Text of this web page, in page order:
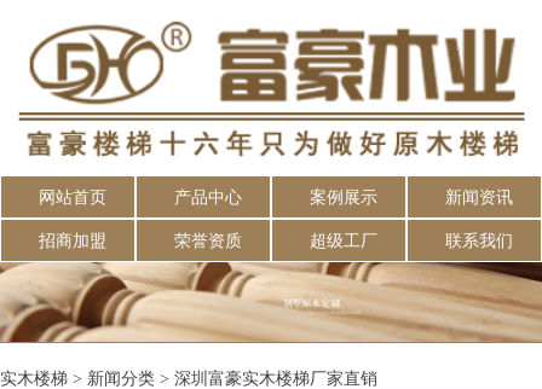
网站首页 产品中心 案例展示 新闻资讯
招商加盟 荣誉资质 超级工厂 联系我们
实木楼梯 > 新闻分类 > 深圳富豪实木楼梯厂家直销